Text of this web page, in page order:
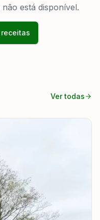
está disponível.
Ver todas